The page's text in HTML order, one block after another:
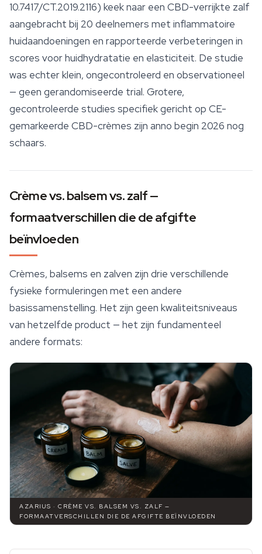
10.7417/CT.2019.2116) keek naar een CBD-verrijkte zalf
aangebracht bij 20 deelnemers met inflammatoire
huidaandoeningen en rapporteerde verbeteringen in
scores voor huidhydratatie en elasticiteit. De studie
was echter klein, ongecontroleerd en observationeel
— geen gerandomiseerde trial. Grotere,
gecontroleerde studies specifiek gericht op CE-
gemarkeerde CBD-crèmes zijn anno begin 2026 nog
schaars.
Crème vs. balsem vs. zalf —
formaatverschillen die de afgifte
beïnvloeden
Crèmes, balsems en zalven zijn drie verschillende
fysieke formuleringen met een andere
basissamenstelling. Het zijn geen kwaliteitsniveaus
van hetzelfde product — het zijn fundamenteel
andere formats:
AZARIUS · CRÈME VS. BALSEM VS. ZALF —
FORMAATVERSCHILLEN DIE DE AFGIFTE BEÏNVLOEDEN